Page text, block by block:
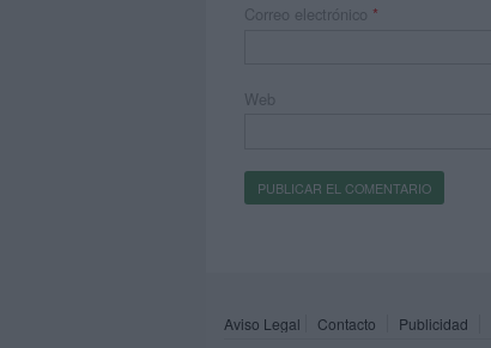
Correo electrónico *
Web
Aviso Legal Contacto Publicidad